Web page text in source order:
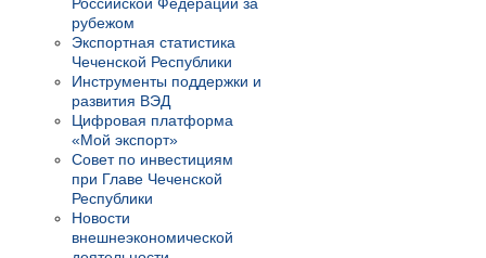
Российской Федерации за
рубежом
Экспортная статистика
Чеченской Республики
Инструменты поддержки и
развития ВЭД
Цифровая платформа
«Мой экспорт»
Совет по инвестициям
при Главе Чеченской
Республики
Новости
внешнеэкономической